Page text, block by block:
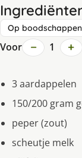
Op
Voor − 1 +
3 aardappelen
150/200 gram
peper (zout)
scheutje melk